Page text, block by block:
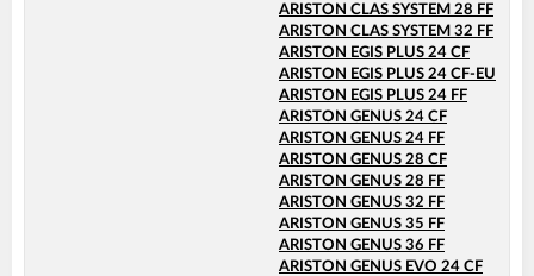
ARISTON CLAS SYSTEM 28 FF
ARISTON CLAS SYSTEM 32 FF
ARISTON EGIS PLUS 24 CF
ARISTON EGIS PLUS 24 CF-EU
ARISTON EGIS PLUS 24 FF
ARISTON GENUS 24 CF
ARISTON GENUS 24 FF
ARISTON GENUS 28 CF
ARISTON GENUS 28 FF
ARISTON GENUS 32 FF
ARISTON GENUS 35 FF
ARISTON GENUS 36 FF
ARISTON GENUS EVO 24 CF